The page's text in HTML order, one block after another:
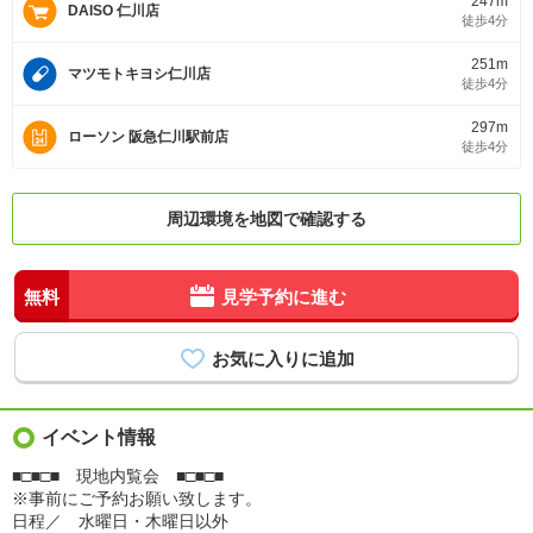
DAISO 仁川店
徒歩4分
マツモトキヨシ仁川店
251m
徒歩4分
ローソン 阪急仁川駅前店
297m
徒歩4分
周辺環境を地図で確認する
無料 見学予約に進む
イベント情報
■□■□■ 現地内覧会 ■□■□■
※事前にご予約お願い致します。
日程／ 水曜日・木曜日以外